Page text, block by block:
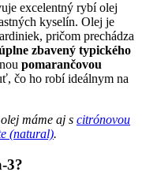
excelentný rybí olej
kyselín. Olej je
pričom prechádza
zbavený typického
pomarančovou
čo ho robí ideálnym na
máme aj s citrónovou
(natural).
3?